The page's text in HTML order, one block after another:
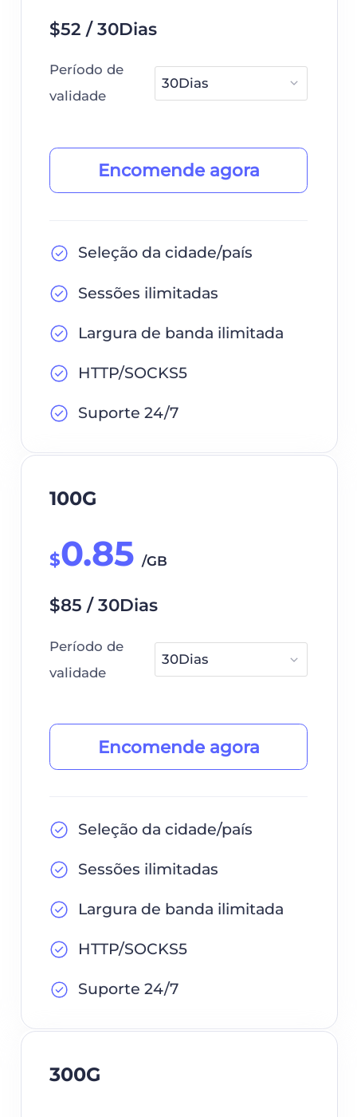
$52 / 30Dias
Período de
validade
Encomende agora
Seleção da cidade/país
Sessões ilimitadas
Largura de banda ilimitada
HTTP/SOCKS5
Suporte 24/7
100G
$0.85 /GB
$85 / 30Dias
Período de
validade
Encomende agora
Seleção da cidade/país
Sessões ilimitadas
Largura de banda ilimitada
HTTP/SOCKS5
Suporte 24/7
300G